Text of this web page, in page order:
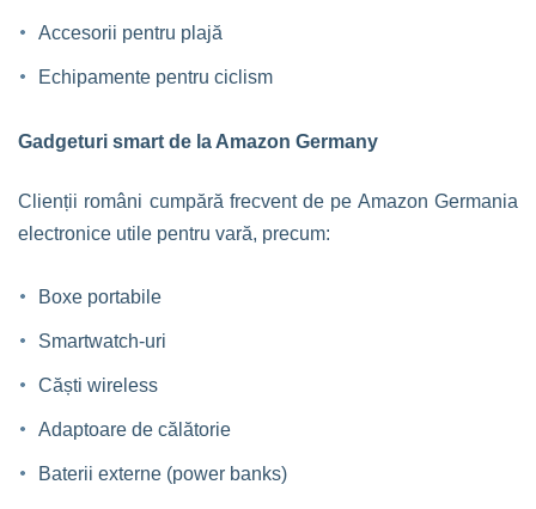
Accesorii pentru plajă
Echipamente pentru ciclism
Gadgeturi smart de la Amazon Germany
Clienții români cumpără frecvent de pe Amazon Germania
electronice utile pentru vară, precum:
Boxe portabile
Smartwatch-uri
Căști wireless
Adaptoare de călătorie
Baterii externe (power banks)